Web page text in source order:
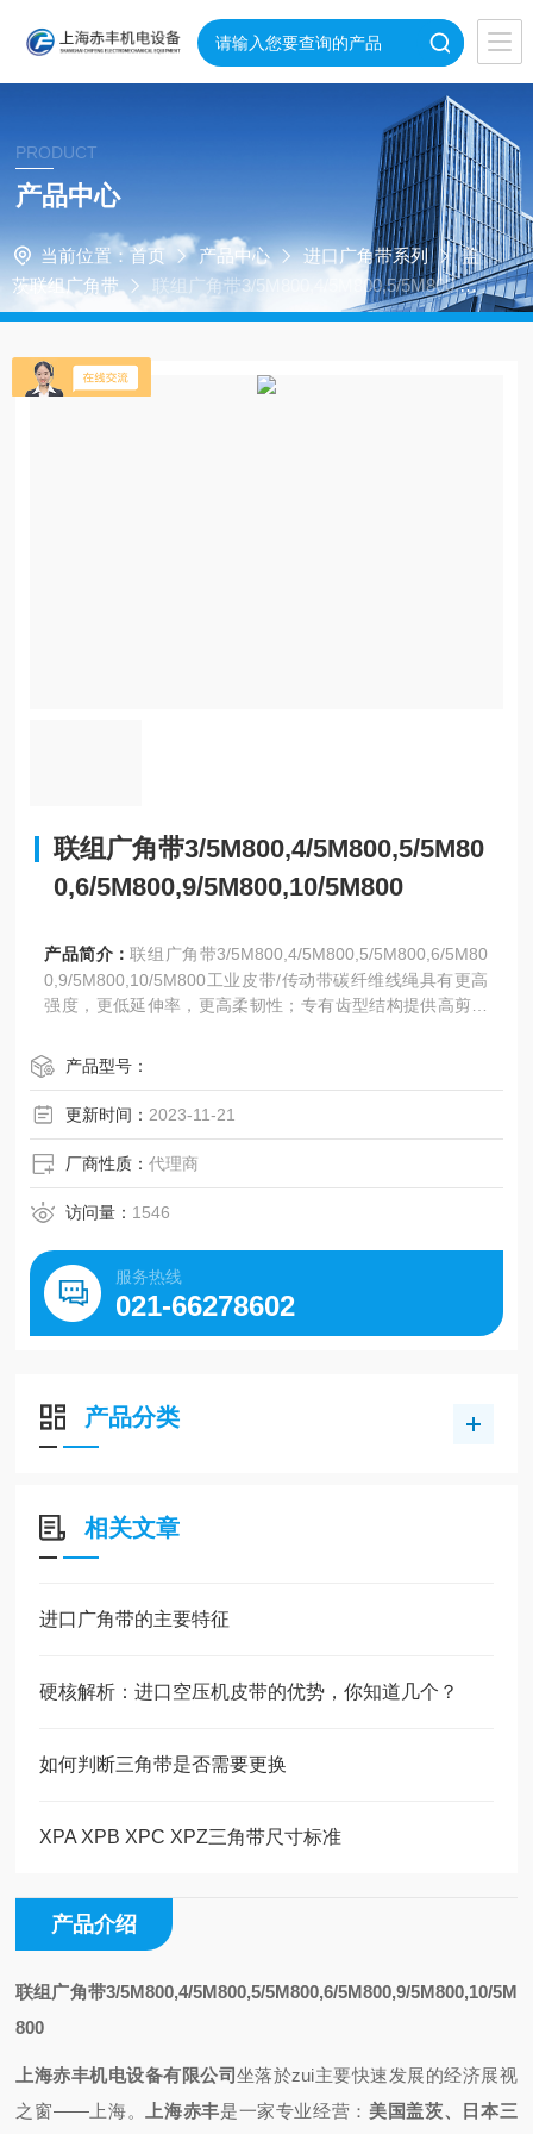
PRODUCT
产品中心
当前位置： 首页 产品中心 进口广角带系列
盖
茨联组广角带
联组广角带3/5M800,4/5M800,5/5M800,6/5
M800,9/5M800,10/5M800
联组广角带3/5M800,4/5M800,5/5M80
0,6/5M800,9/5M800,10/5M800
产品简介：联组广角带3/5M800,4/5M800,5/5M800,6/5M80
0,9/5M800,10/5M800工业皮带/传动带碳纤维线绳具有更高
强度，更低延伸率，更高柔韧性；专有齿型结构提供高剪切
产品型号：
更新时间： 2023-11-21
厂商性质：代理商
访问量： 1546
服务热线
021-66278602
产品分类
相关文章
进口广角带的主要特征
硬核解析：进口空压机皮带的优势，你知道几个？
如何判断三角带是否需要更换
XPA XPB XPC XPZ三角带尺寸标准
产品介绍
联组广角带3/5M800,4/5M800,5/5M800,6/5M800,9/5M800,10/5M
800
上海赤丰机电设备有限公司坐落於zui主要快速发展的经济展视
之 窗——上海。 上海赤丰是一家专业经营 ： 美国盖茨、日本三